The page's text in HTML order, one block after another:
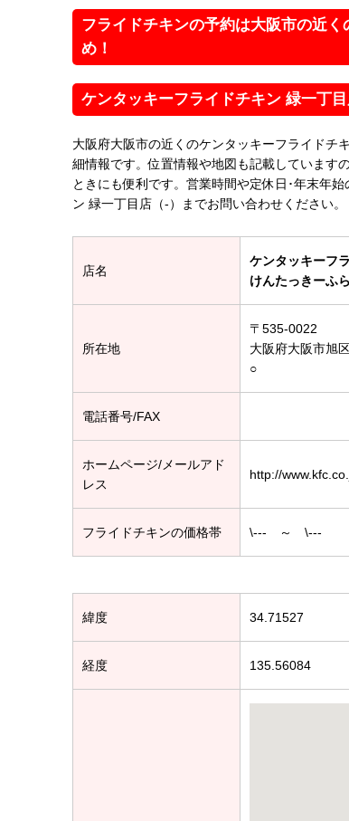
フライドチキンの予約は大阪市の近
め！
ケンタッキーフライドチキン 緑一丁
大阪府大阪市の近くのケンタッキーフライドチ
細情報です。位置情報や地図も記載しています
ときにも便利です。営業時間や定休日･年末年
ン 緑一丁目店（-）までお問い合わせください。
店名
ケンタッキーフ
けんたっきーふ
所在地
〒535-0022
大阪府大阪市旭
○
電話番号/FAX
ホームページ/メールアド
レス
http://
フライドチキンの価格帯 \--- ～ \---
緯度 34.71527
経度 135.56084